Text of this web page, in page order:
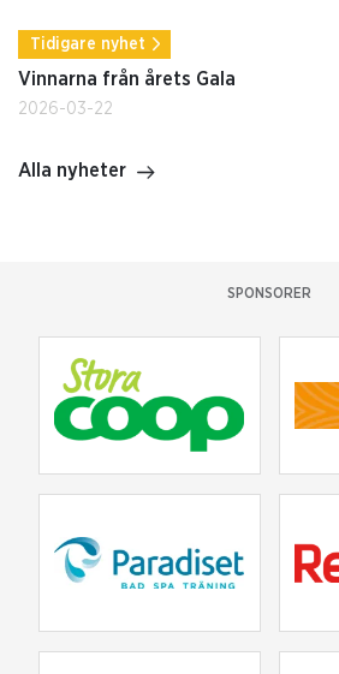
Tidigare nyhet
Vinnarna från årets Gala
2026-03-22
Alla nyheter
SPONSORER